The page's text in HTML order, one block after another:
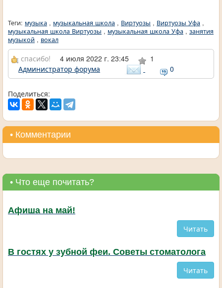
Теги: музыка , музыкальная школа , Виртуозы , Виртуозы Уфа ,
музыкальная школа Виртуозы , музыкальная школа Уфа , занятия
музыкой , вокал
спасибо! 4 июля 2022 г. 23:45
1
Администратор форума
0
Поделиться:
• Комментарии
• Что еще почитать?
Афиша на май!
Читать
В гостях у зубной феи. Советы стоматолога
Читать